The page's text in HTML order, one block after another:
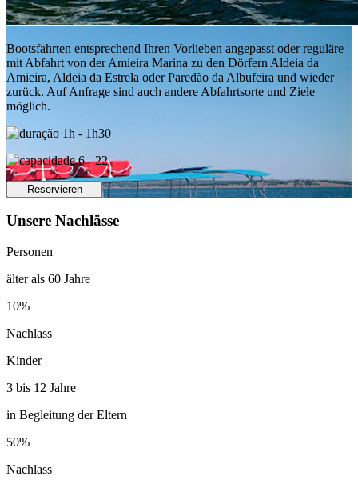
Bootsfahrten entsprechend Ihren Vorlieben angepasst oder reguläre
mit Abfahrt von der Amieira Marina zu den Dörfern Aldeia da
Amieira, Aldeia da Estrela oder Paredão da Albufeira und wieder
zurück. Auf Anfrage sind auch andere Abfahrtsorte und Ziele
möglich.
1h - 1h30
6 - 22
Reservieren
Unsere Nachlässe
Personen
älter als 60 Jahre
10%
Nachlass
Kinder
3 bis 12 Jahre
in Begleitung der Eltern
50%
Nachlass